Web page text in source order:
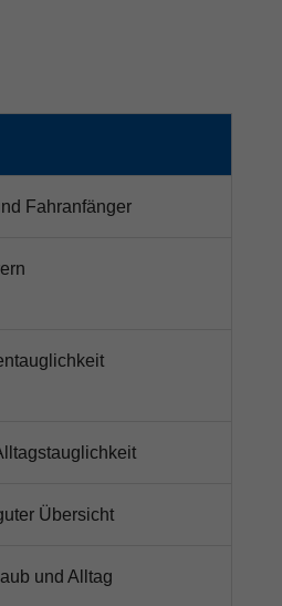
Fahranfänger
Übersicht
und Alltag